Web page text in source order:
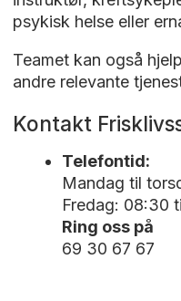
psykisk helse eller
Teamet kan også
andre relevante
Kontakt
Telefontid:
Mandag til
Fredag: 08:30
Ring oss på
69 30 67 67